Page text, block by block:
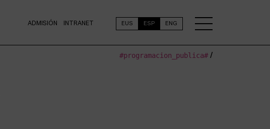
ADMISIÓN INTRANET EUS ESP ENG
#programacion_publica#/